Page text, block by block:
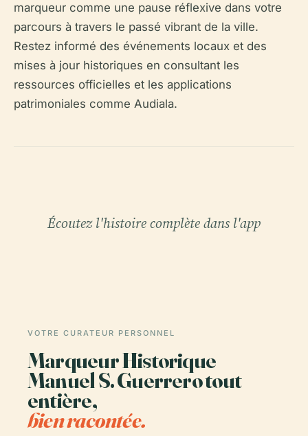
marqueur comme une pause réflexive dans votre
parcours à travers le passé vibrant de la ville.
Restez informé des événements locaux et des
mises à jour historiques en consultant les
ressources officielles et les applications
patrimoniales comme Audiala.
Écoutez l'histoire complète dans l'app
VOTRE CURATEUR PERSONNEL
Marqueur Historique
Manuel S. Guerrero tout
entière,
bien racontée.